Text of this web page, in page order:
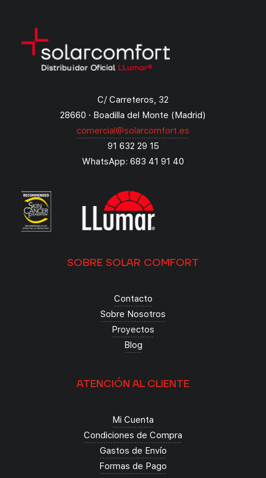
C/ Carreteros, 32
28660 · Boadilla del Monte (Madrid)
comercial@solarcomfort.es
91 632 29 15
WhatsApp: 683 41 91 40
SOBRE SOLAR COMFORT
Contacto
Sobre Nosotros
Proyectos
Blog
ATENCIÓN AL CLIENTE
Mi Cuenta
Condiciones de Compra
Gastos de Envío
Formas de Pago